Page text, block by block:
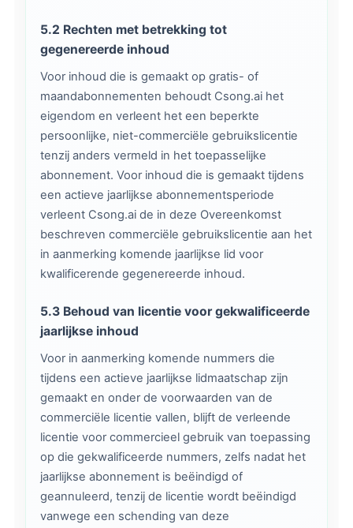
5.2 Rechten met betrekking tot
gegenereerde inhoud
Voor inhoud die is gemaakt op gratis- of
maandabonnementen behoudt Csong.ai het
eigendom en verleent het een beperkte
persoonlijke, niet-commerciële gebruikslicentie
tenzij anders vermeld in het toepasselijke
abonnement. Voor inhoud die is gemaakt tijdens
een actieve jaarlijkse abonnementsperiode
verleent Csong.ai de in deze Overeenkomst
beschreven commerciële gebruikslicentie aan het
in aanmerking komende jaarlijkse lid voor
kwalificerende gegenereerde inhoud.
5.3 Behoud van licentie voor gekwalificeerde
jaarlijkse inhoud
Voor in aanmerking komende nummers die
tijdens een actieve jaarlijkse lidmaatschap zijn
gemaakt en onder de voorwaarden van de
commerciële licentie vallen, blijft de verleende
licentie voor commercieel gebruik van toepassing
op die gekwalificeerde nummers, zelfs nadat het
jaarlijkse abonnement is beëindigd of
geannuleerd, tenzij de licentie wordt beëindigd
vanwege een schending van deze